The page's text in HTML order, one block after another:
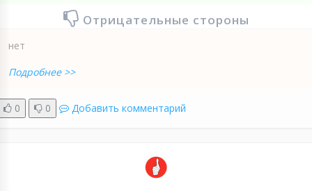
Отрицательные стороны
нет
Подробнее >>
0 0 Добавить комментарий